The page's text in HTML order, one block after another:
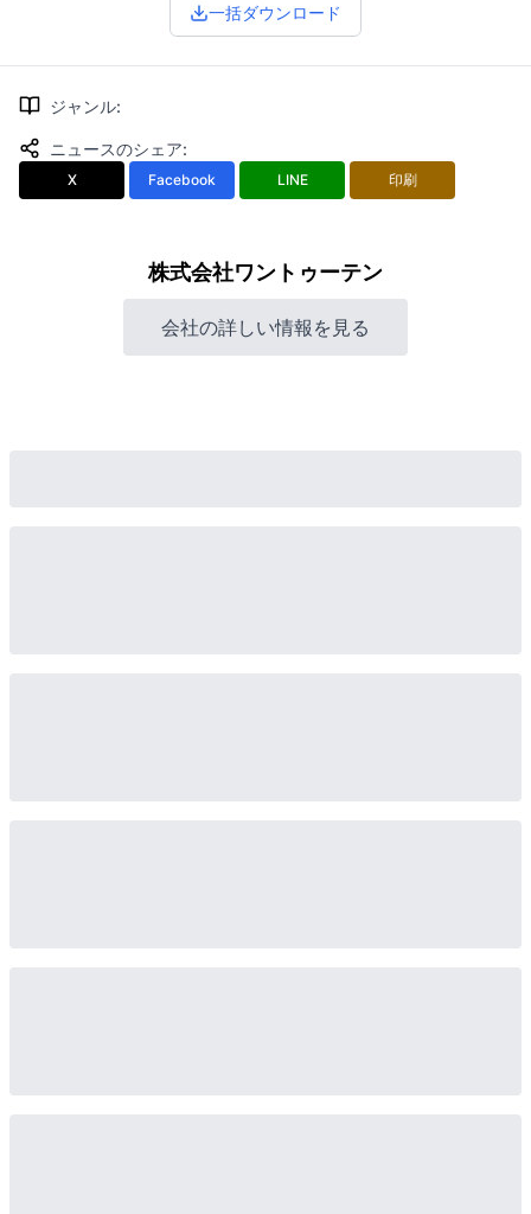
一括ダウンロード
ジャンル:
ニュースのシェア:
X Facebook LINE 印刷
株式会社ワントゥーテン
会社の詳しい情報を見る